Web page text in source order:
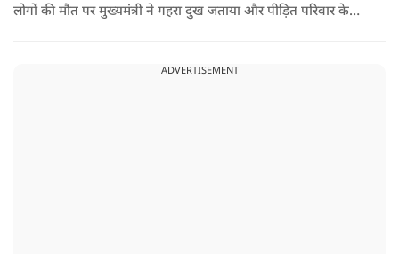
लोगों की मौत पर मुख्यमंत्री ने गहरा दुख जताया और पीड़ित परिवार के
ADVERTISEMENT